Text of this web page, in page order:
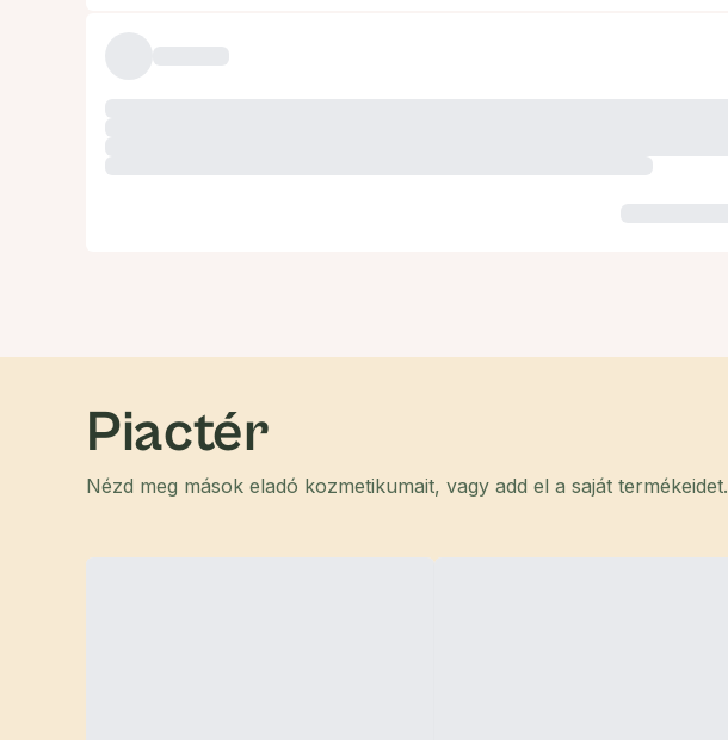
Piactér
Nézd meg mások eladó kozmetikumait, vagy add el a saját termékeidet.